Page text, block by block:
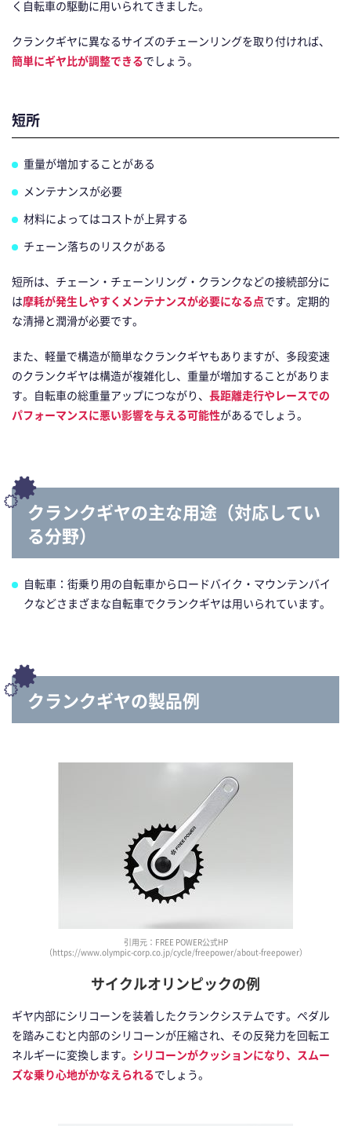
く自転車の駆動に用いられてきました。
クランクギヤに異なるサイズのチェーンリングを取り付ければ、
簡単にギヤ比が調整できるでしょう。
短所
重量が増加することがある
メンテナンスが必要
材料によってはコストが上昇する
チェーン落ちのリスクがある
短所は、チェーン・チェーンリング・クランクなどの接続部分に
は摩耗が発生しやすくメンテナンスが必要になる点です。定期的
な清掃と潤滑が必要です。
また、軽量で構造が簡単なクランクギヤもありますが、多段変速
のクランクギヤは構造が複雑化し、重量が増加することがありま
す。自転車の総重量アップにつながり、 長距離走行やレースでの
パフォーマンスに悪い影響を与える可能性があるでしょう。
クランクギヤの主な用途（対応してい
る分野）
自転車：街乗り用の自転車から ロードバイク・マウンテンバイ
クなどさまざまな自転車でクランクギヤは用いられています。
クランクギヤの製品例
引用元：FREE POWER公式HP
（https://www.olympic-corp.co.jp/cycle/freepower/about-freepower）
サイクルオリンピックの例
ギヤ内部にシリコーンを装着したクランクシステムです。ペダル
を踏みこむと内部のシリコーンが圧縮され、その反発力を回転エ
ネルギーに変換します。 シリコーンがクッションになり、スムー
ズな乗り心地がかなえられるでしょう。